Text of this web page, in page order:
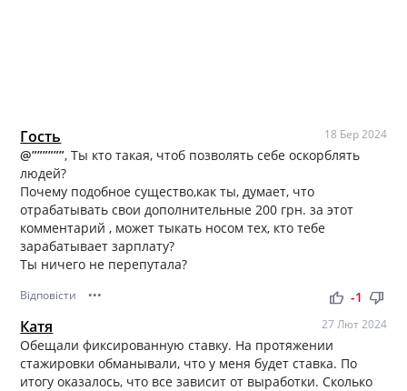
Гость 18 Бер 2024
@””””””, Ты кто такая, чтоб позволять себе оскорблять
людей?
Почему подобное существо,как ты, думает, что
отрабатывать свои дополнительные 200 грн. за этот
комментарий , может тыкать носом тех, кто тебе
зарабатывает зарплату?
Ты ничего не перепутала?
Відповісти ••• thumb_up thumb_down
-1
Катя 27 Лют 2024
Обещали фиксированную ставку. На протяжении
стажировки обманывали, что у меня будет ставка. По
итогу оказалось, что все зависит от выработки. Сколько